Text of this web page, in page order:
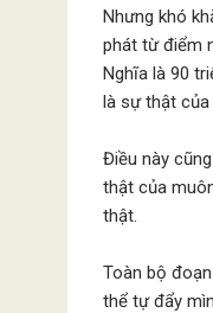
Nhưng khó
phát từ điểm
Nghĩa là 90
là sự thật
Điều này
thật của
thật.
Toàn bộ
thể tự đẩy